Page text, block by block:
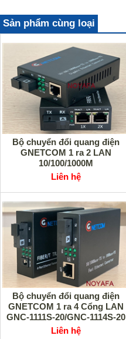
Sản phẩm cùng loại
Bộ chuyển đổi quang điện
GNETCOM 1 ra 2 LAN
10/100/1000M
Liên hệ
Bộ chuyển đổi quang điện
GNETCOM 1 ra 4 Cổng LAN
GNC-1111S-20/GNC-1114S-20
Liên hệ